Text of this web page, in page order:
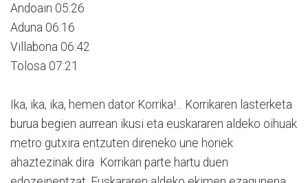
Andoain 05:26
Aduna 06:16
Villabona 06:42
Tolosa 07:21
Ika, ika, ika, hemen dator Korrika!... Korrikaren lasterketa
burua begien aurrean ikusi eta euskararen aldeko oihuak
metro gutxira entzuten direneko une horiek
ahaztezinak dira Korrikan parte hartu duen